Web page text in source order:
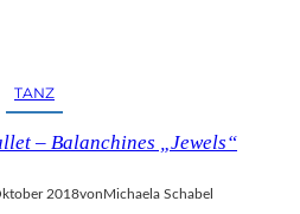
TANZ
– Balanchines „Jewels“
2018vonMichaela Schabel